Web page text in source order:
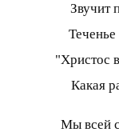
Звучит
"Христос
Какая
Мы всей